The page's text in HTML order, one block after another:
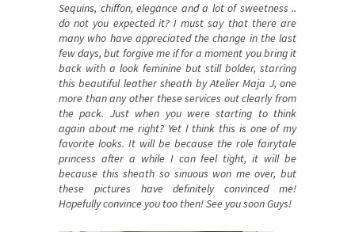
Sequins, chiffon, elegance and a lot of sweetness ..
do not you expected it? I must say that there are
many who have appreciated the change in the last
few days, but forgive me if for a moment you bring it
back with a look feminine but still bolder, starring
this beautiful leather sheath by Atelier Maja J, one
more than any other these services out clearly from
the pack. Just when you were starting to think
again about me right? Yet I think this is one of my
favorite looks. It will be because the role fairytale
princess after a while I can feel tight, it will be
because this sheath so sinuous won me over, but
these pictures have definitely convinced me!
Hopefully convince you too then! See you soon Guys!